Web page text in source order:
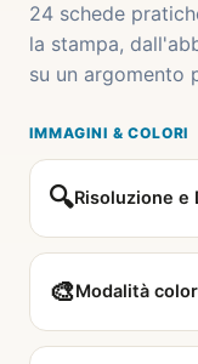
24 schede
la stampa,
su un argomento
IMMAGINI & COLORI
🔍Risoluzione e
🎨Modalità